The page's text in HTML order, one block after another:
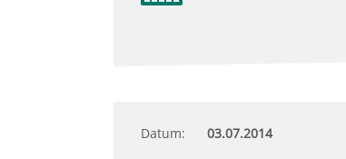
Datum: 03.07.2014